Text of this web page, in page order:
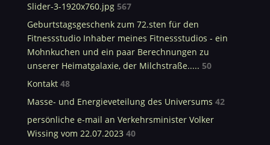
Slider-3-1920x760.jpg 567
Geburtstagsgeschenk zum 72.sten für den
Fitnessstudio Inhaber meines Fitnessstudios - ein
Mohnkuchen und ein paar Berechnungen zu
unserer Heimatgalaxie, der Milchstraße..... 50
Kontakt 48
Masse- und Energieveteilung des Universums 42
persönliche e-mail an Verkehrsminister Volker
Wissing vom 22.07.2023 40